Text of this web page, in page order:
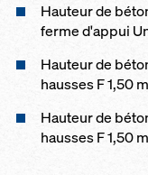
Hauteur de
ferme d'appui
Hauteur de
hausses F 1,50 m
Hauteur de
hausses F 1,50